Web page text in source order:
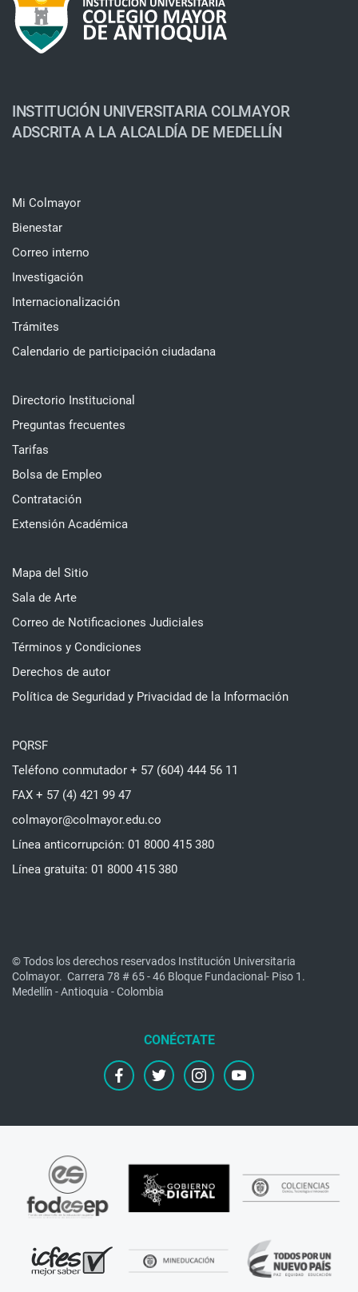
INSTITUCIÓN UNIVERSITARIA COLMAYOR
ADSCRITA A LA ALCALDÍA DE MEDELLÍN
Mi Colmayor
Bienestar
Correo interno
Investigación
Internacionalización
Trámites
Calendario de participación ciudadana
Directorio Institucional
Preguntas frecuentes
Tarifas
Bolsa de Empleo
Contratación
Extensión Académica
Mapa del Sitio
Sala de Arte
Correo de Notificaciones Judiciales
Términos y Condiciones
Derechos de autor
Política de Seguridad y Privacidad de la Información
PQRSF
Teléfono conmutador + 57 (604) 444 56 11
FAX + 57 (4) 421 99 47
colmayor@colmayor.edu.co
Línea anticorrupción: 01 8000 415 380
Línea gratuita: 01 8000 415 380
© Todos los derechos reservados Institución Universitaria
Colmayor. Carrera 78 # 65 - 46 Bloque Fundacional- Piso 1.
Medellín - Antioquia - Colombia